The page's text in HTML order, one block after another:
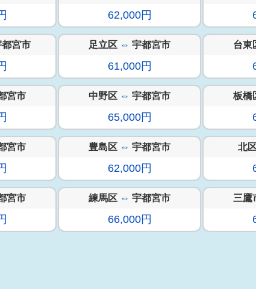
62,000円
都宮市 足立区 ⇔ 宇都宮市
61,000円
台東
宮市 中野区 ⇔ 宇都宮市
65,000円
板橋
宮市 豊島区 ⇔ 宇都宮市
62,000円
北
宮市 練馬区 ⇔ 宇都宮市
66,000円
三鷹